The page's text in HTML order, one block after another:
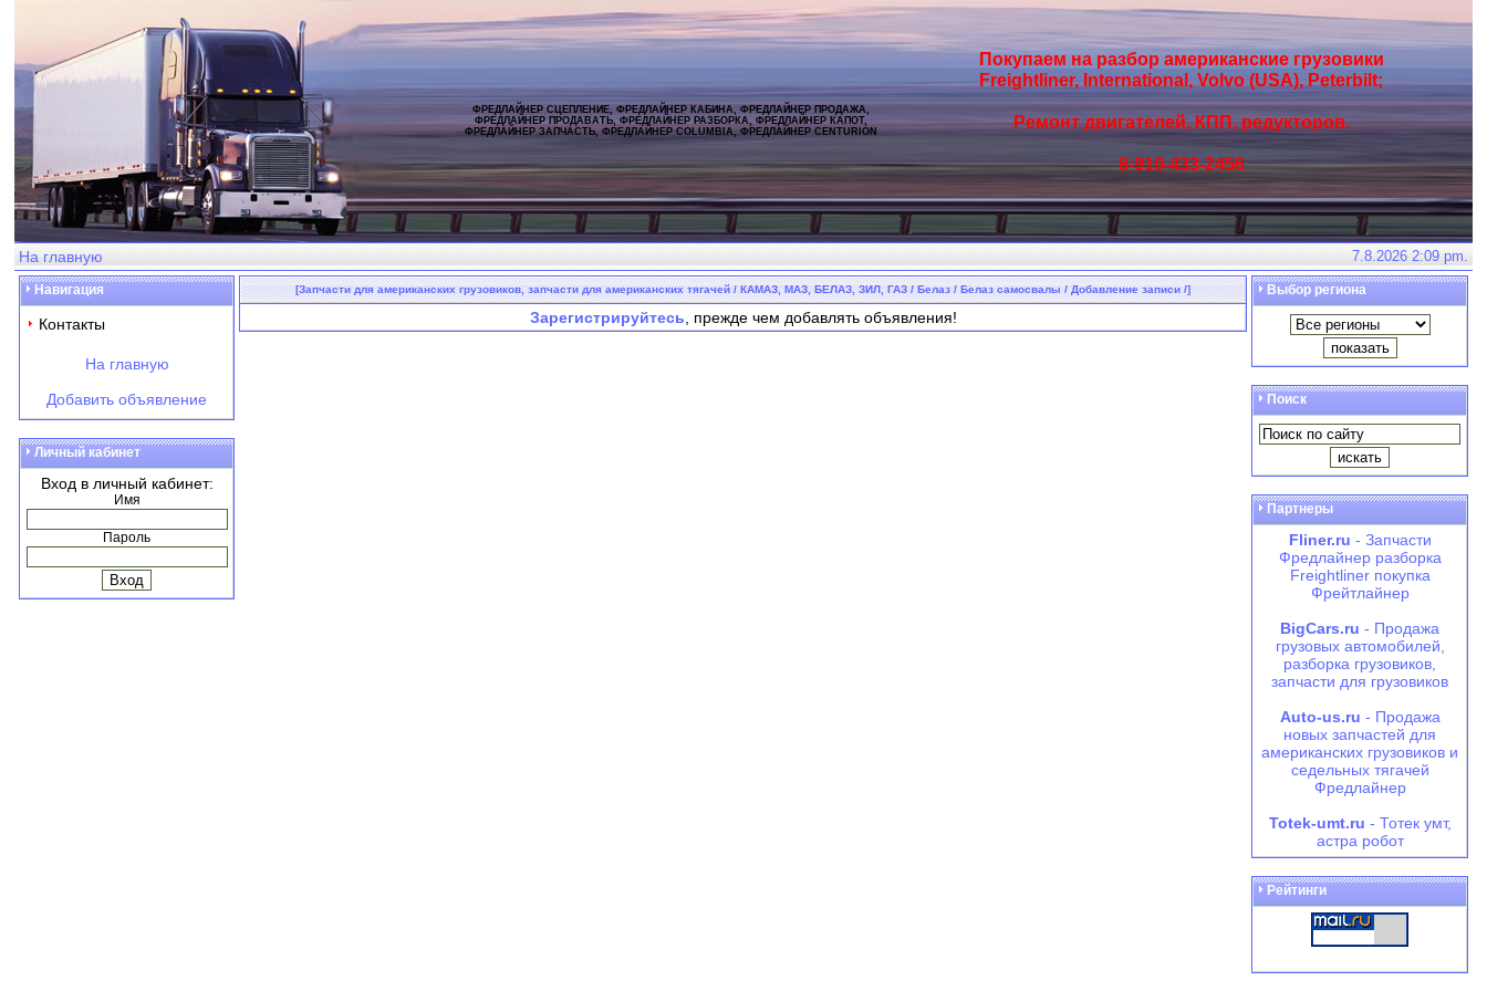
ФРЕДЛАЙНЕР СЦЕПЛЕНИЕ, ФРЕДЛАЙНЕР КАБИНА, ФРЕДЛАЙНЕР ПРОДАЖА,
ФРЕДЛАЙНЕР ПРОДАВАТЬ, ФРЕДЛАЙНЕР РАЗБОРКА, ФРЕДЛАЙНЕР КАПОТ,
ФРЕДЛАЙНЕР ЗАПЧАСТЬ, ФРЕДЛАЙНЕР COLUMBIA, ФРЕДЛАЙНЕР CENTURION
Покупаем на разбор американские грузовики
Freightliner, International, Volvo (USA), Peterbilt;
Ремонт двигателей, КПП, редукторов.
8-910-433-2456
На главную 7.8.2026 2:09 pm.
Навигация
Контакты
На главную
Добавить объявление
Личный кабинет
Вход в личный кабинет:
Имя
Пароль
[Запчасти для американских грузовиков, запчасти для американских тягачей / КАМАЗ, МАЗ, БЕЛАЗ, ЗИЛ, ГАЗ / Белаз / Белаз самосвалы / Добавление записи /]
Зарегистрируйтесь , прежде чем добавлять объявления!
Выбор региона
Поиск
Партнеры
Fliner.ru - Запчасти
Фредлайнер разборка
Freightliner покупка
Фрейтлайнер
BigCars.ru - Продажа
грузовых автомобилей,
разборка грузовиков,
запчасти для грузовиков
Auto-us.ru - Продажа
новых запчастей для
американских грузовиков и
седельных тягачей
Фредлайнер
Totek-umt.ru - Тотек умт,
астра робот
Рейтинги